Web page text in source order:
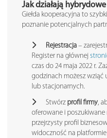
Jak działają
Giełda kooperacyjna to
poznanie potencjalnych
Rejestracja –
Register na głównej
czas do 24 maja 2022 r.
godzinach możesz wziąć
lub stacjonarnych.
Stwórz profil firmy,
oferowane i
przejrzysty profil
widoczność na